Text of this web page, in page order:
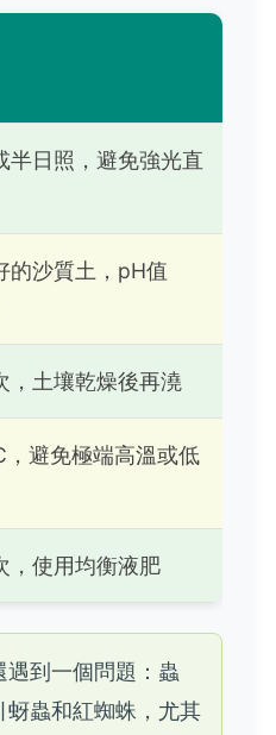
半日照，避免強光直
的沙質土，pH值
，土壤乾燥後再澆
，避免極端高溫或低
，使用均衡液肥
到一個問題：蟲
蟲和紅蜘蛛，尤其